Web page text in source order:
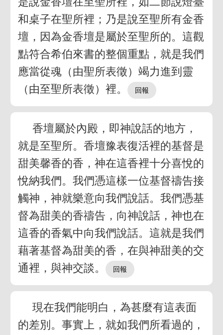
和桌子在聖所裡；乃是說至聖所有金香
壇，因為金香壇是屬於至聖所的。這觀
點符合希伯來書的整個重點，就是我們
應當從魂（由聖所表徵）竭力進到靈
（由至聖所表徵）裡。
香壇屬於內殿，即神說話的地方，
就是至聖所。香壇豫表復活裡的基督是
甜美馨香的香，神在這香裡十分喜悅的
悅納我們。我們憑這樣一位基督禱告接
觸神，神就樂意向我們說話。我們憑基
督為甜美的香禱告，向神說話，神也在
這香的香氣中向我們說話。這就是我們
藉著基督為甜美的香，在與神甜美的交
通裡，與神交談。
現在我們能明白，為甚麼有這表面
的差別。事實上，就如我們所看過的，